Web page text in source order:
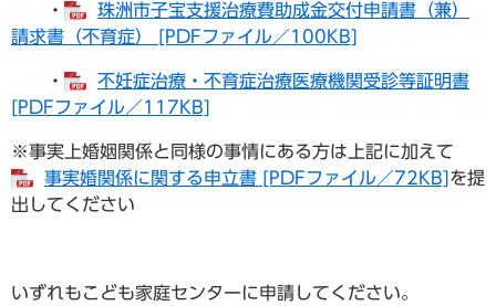
・
珠洲市子宝支援治療費助成金交付申請書（兼）
請求書（不育症） [PDFファイル／100KB]
・
不妊症治療・不育症治療医療機関受診等証明書
[PDFファイル／117KB]
※事実上婚姻関係と同様の事情にある方は上記に加えて
事実婚関係に関する申立書 [PDFファイル／72KB] を提
出してください
いずれもこども家庭センターに申請してください。